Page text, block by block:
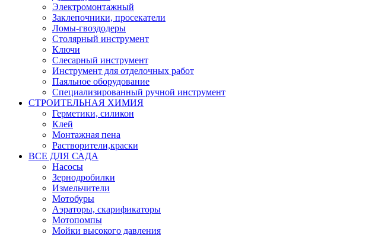
Электромонтажный
Заклепочники, просекатели
Ломы-гвоздодеры
Столярный инструмент
Ключи
Слесарный инструмент
Инструмент для отделочных работ
Паяльное оборудование
Специализированный ручной инструмент
СТРОИТЕЛЬНАЯ ХИМИЯ
Герметики, силикон
Клей
Монтажная пена
Растворители,краски
ВСЕ ДЛЯ САДА
Насосы
Зернодробилки
Измельчители
Мотобуры
Аэраторы, скарификаторы
Мотопомпы
Мойки высокого давления